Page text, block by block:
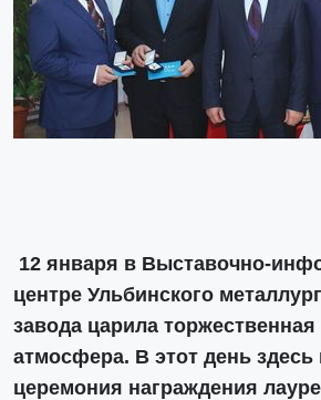
12 января в Выставочно-
центре Ульбинского
завода царила
атмосфера. В этот день здесь
церемония награждения